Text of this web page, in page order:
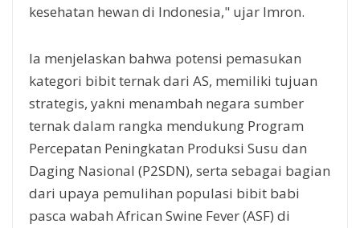
kesehatan hewan di Indonesia," ujar Imron.
Ia menjelaskan bahwa potensi pemasukan
kategori bibit ternak dari AS, memiliki tujuan
strategis, yakni menambah negara sumber
ternak dalam rangka mendukung Program
Percepatan Peningkatan Produksi Susu dan
Daging Nasional (P2SDN), serta sebagai bagian
dari upaya pemulihan populasi bibit babi
pasca wabah African Swine Fever (ASF) di